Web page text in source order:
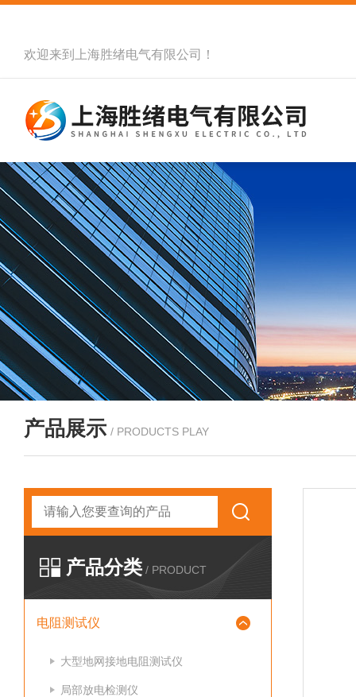
欢迎来到 上海胜绪电气有限公司 ！
产品展示 / PRODUCTS PLAY
产品分类 / PRODUCT
电阻测试仪
大型地网接地电阻测试仪
局部放电检测仪